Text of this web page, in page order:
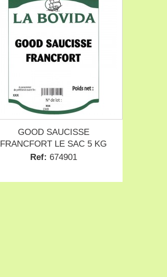
GOOD SAUCISSE
FRANCFORT LE SAC 5 KG
Ref: 674901